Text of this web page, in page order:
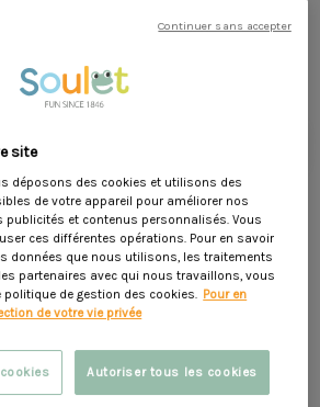
a la cesta
favorite_border
del 31/08/2026 dentro del límite del stock
CUANDO ESTÉ DISPONIBLE
site
déposons des cookies et utilisons des
de votre appareil pour améliorer nos
publicités et contenus personnalisés. Vous
ces différentes opérations. Pour en savoir
données que nous utilisons, les traitements
partenaires avec qui nous travaillons, vous
de gestion des cookies. Pour en
de votre vie privée
Autoriser tous les cookies
Continuer sans accepter